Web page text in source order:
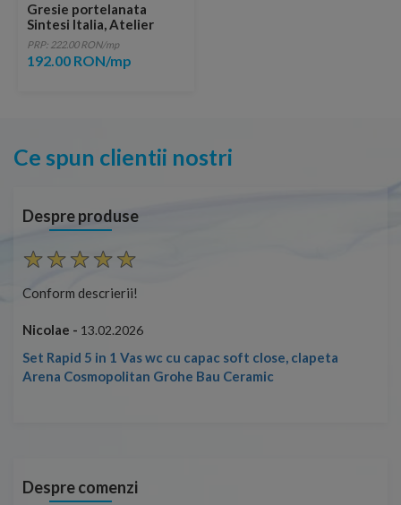
Gresie portelanata
Sintesi Italia, Atelier
Grigio 60,4x60,4 cm
PRP: 222.00 RON/mp
192.00 RON/mp
Ce spun clientii nostri
Despre produse
Conform descrierii!
Nicolae - 13.02.2026
Set Rapid 5 in 1 Vas wc cu capac soft close, clapeta
Arena Cosmopolitan Grohe Bau Ceramic
Despre comenzi